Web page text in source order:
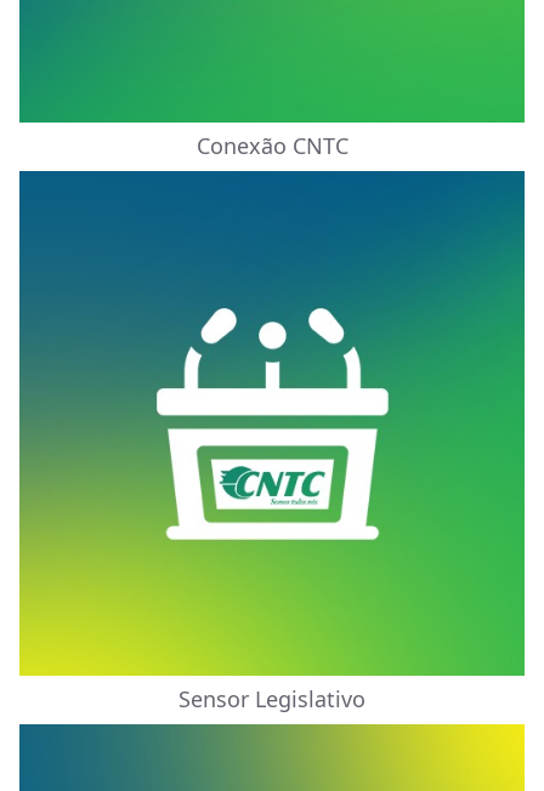
Conexão CNTC
Sensor Legislativo